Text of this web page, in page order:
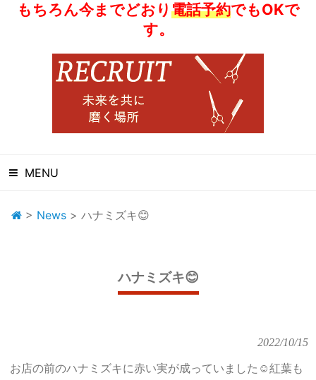
もちろん今までどおり 電話予約でもOKで
す。
MENU
> News > ハナミズキ😊
ハナミズキ😊
2022/10/15
お店の前のハナミズキに赤い実が成っていました☺️紅葉も